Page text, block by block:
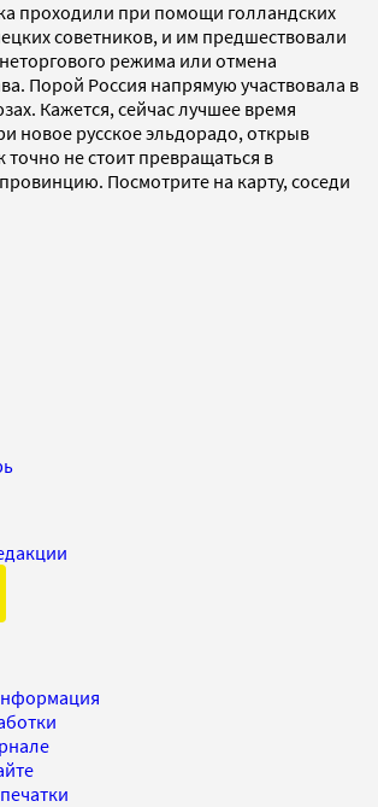
проходили при помощи голландских
советников, и им предшествовали
режима или отмена
Порой Россия напрямую участвовала в
Кажется, сейчас лучшее время
новое русское эльдорадо, открыв
точно не стоит превращаться в
Посмотрите на карту, соседи